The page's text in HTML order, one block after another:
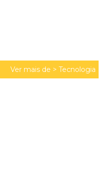
Ver mais de > Tecnologia